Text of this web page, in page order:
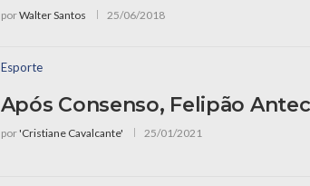
porWalter Santos 25/06/2018
Esporte
Após Consenso, Felipão
por'Cristiane Cavalcante' 25/01/2021